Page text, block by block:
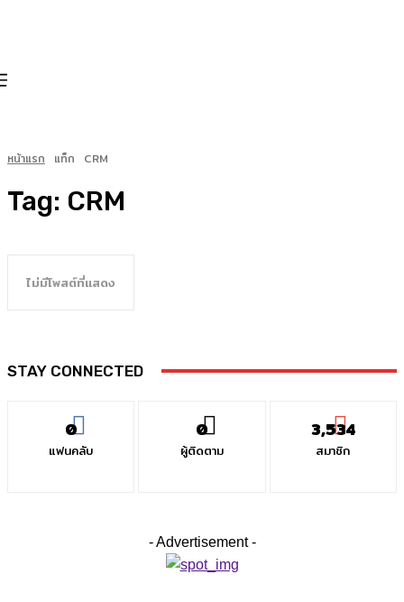
หน้าแรก แท็ก CRM
Tag: CRM
ไม่มีโพสต์ที่แสดง
STAY CONNECTED
0
แฟนคลับ
0
ผู้ติดตาม
3,534
สมาชิก
- Advertisement -